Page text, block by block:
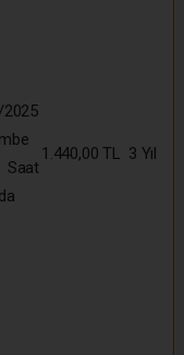
Saat
1.440,00 TL 3 Yıl